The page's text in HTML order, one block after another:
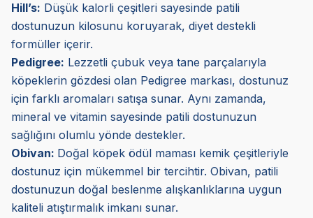
Hill’s: Düşük kalorli çeşitleri sayesinde patili
dostunuzun kilosunu koruyarak, diyet destekli
formüller içerir.
Pedigree: Lezzetli çubuk veya tane parçalarıyla
köpeklerin gözdesi olan Pedigree markası, dostunuz
için farklı aromaları satışa sunar. Aynı zamanda,
mineral ve vitamin sayesinde patili dostunuzun
sağlığını olumlu yönde destekler.
Obivan: Doğal köpek ödül maması kemik çeşitleriyle
dostunuz için mükemmel bir tercihtir. Obivan, patili
dostunuzun doğal beslenme alışkanlıklarına uygun
kaliteli atıştırmalık imkanı sunar.